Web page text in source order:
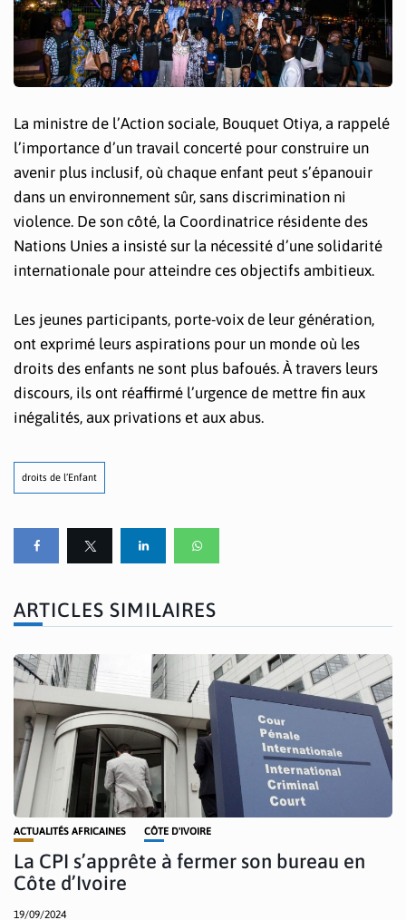
La ministre de l’Action sociale, Bouquet Otiya, a rappelé
l’importance d’un travail concerté pour construire un
avenir plus inclusif, où chaque enfant peut s’épanouir
dans un environnement sûr, sans discrimination ni
violence. De son côté, la Coordinatrice résidente des
Nations Unies a insisté sur la nécessité d’une solidarité
internationale pour atteindre ces objectifs ambitieux.
Les jeunes participants, porte-voix de leur génération,
ont exprimé leurs aspirations pour un monde où les
droits des enfants ne sont plus bafoués. À travers leurs
discours, ils ont réaffirmé l’urgence de mettre fin aux
inégalités, aux privations et aux abus.
droits de l’Enfant
ARTICLES SIMILAIRES
ACTUALITÉS AFRICAINES CÔTE D'IVOIRE
La CPI s’apprête à fermer son bureau en
Côte d’Ivoire
19/09/2024